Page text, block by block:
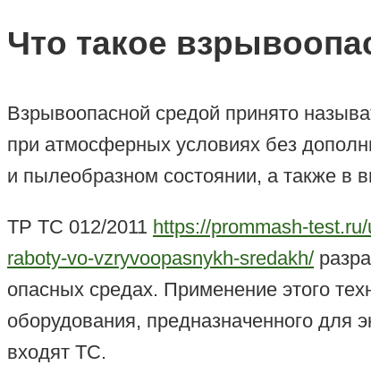
Что такое
Взрывоопасной средой принято
при атмосферных условиях без
и пылеобразном состоянии, а также в
ТР ТС 012/2011 https://prommash-
raboty-vo-vzryvoopasnykh-sredakh/
опасных средах. Применение этого
оборудования, предназначенного для
входят ТС.